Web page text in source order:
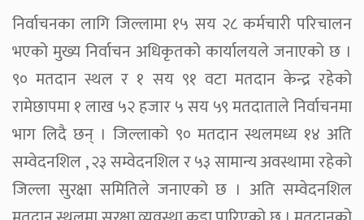
निर्वाचनका लागि जिल्लामा १५ सय २८ कर्मचारी परिचालन
भएको मुख्य निर्वाचन अधिकृतको कार्यालयले जनाएको छ ।
९० मतदान स्थल र १ सय ९१ वटा मतदान केन्द्र रहेको
रामेछापमा १ लाख ५२ हजार ५ सय ५९ मतदाताले निर्वाचनमा
भाग लिदै छन् । जिल्लाको ९० मतदान स्थलमध्य १४ अति
सम्वेदनशिल , २३ सम्वेदनशिल र ५३ सामान्य अवस्थामा रहेको
जिल्ला सुरक्षा समितिले जनाएको छ । अति सम्वेदनशिल